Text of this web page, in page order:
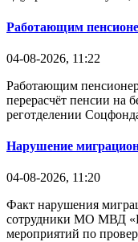
Работающим
04-08-2026, 11:22
Работающим
перерасчёт пенсии на
реготделении
Нарушение
04-08-2026, 11:20
Факт нарушения
сотрудники МО МВД
мероприятий по